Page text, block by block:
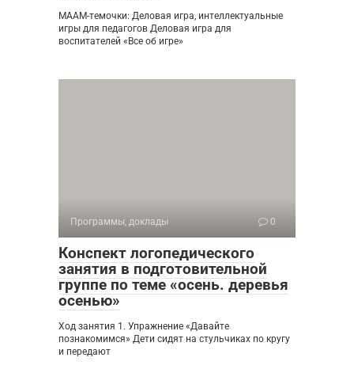
МААМ-темочки: Деловая игра, интеллектуальные
игры для педагогов Деловая игра для
воспитателей «Все об игре»
Программы, доклады 0
Конспект логопедического
занятия в подготовительной
группе по теме «осень. деревья
осенью»
Ход занятия 1. Упражнение «Давайте
познакомимся» Дети сидят на стульчиках по кругу
и передают